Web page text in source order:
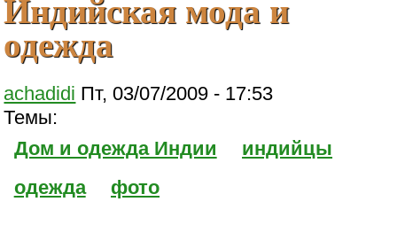
Индийская мода и
одежда
achadidi Пт, 03/07/2009 - 17:53
Темы:
Дом и одежда Индии
индийцы
одежда
фото